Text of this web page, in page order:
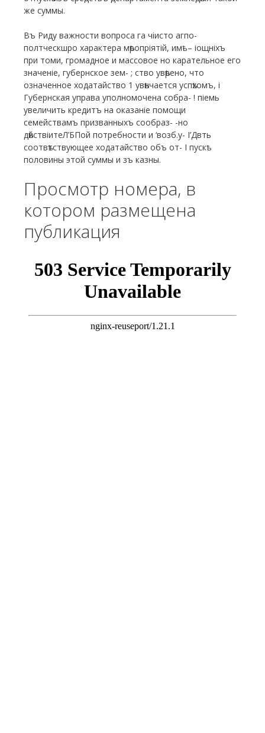
же суммы.
Въ Риду важности вопроса га чіисто агпо-
полтческшро характера мѣропріятій, имѣ- – іощніхъ
при томи, громадное и массовое но карательное его
значеніе, губернское зем- ; ство увѣрено, что
означенное ходатайство 1 увѣнчается успѣхомъ, і
Губернская управа уполномочена собра- ! піемь
увеличить кредитъ на оказаніе помощи
семействамъ призванныхъ сообраз- -но
дѣйствіитеЛ’БПой потребности и ‘возб.у- І’Двть
соотвѣтствующее ходатайство объ от- І пускѣ
половины этой суммы и зъ казны.
Просмотр номера, в
котором размещена
публикация